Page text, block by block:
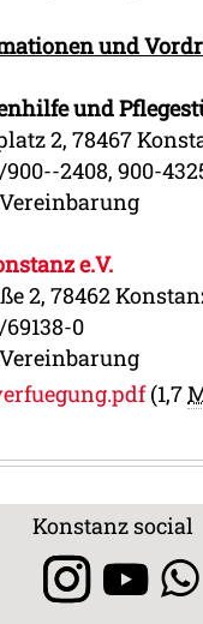
und
und
2, 78467
2408, 900-
e.V.
2, 78462
0
(1,7
Konstanz social